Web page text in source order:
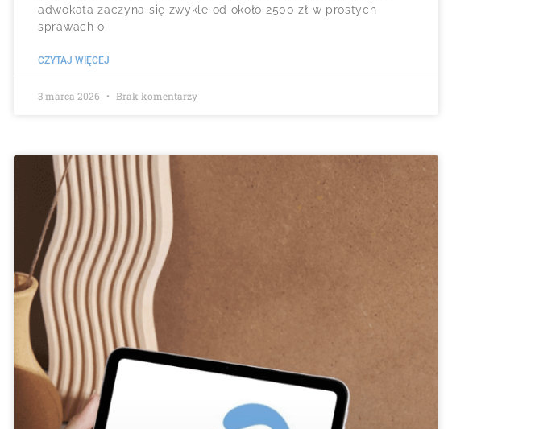
adwokata zaczyna się zwykle od około 2500 zł w prostych
sprawach o
CZYTAJ WIĘCEJ
3 marca 2026 Brak komentarzy